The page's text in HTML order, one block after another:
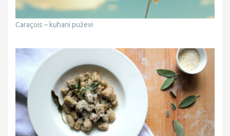
Caraçois – kuhani puževi